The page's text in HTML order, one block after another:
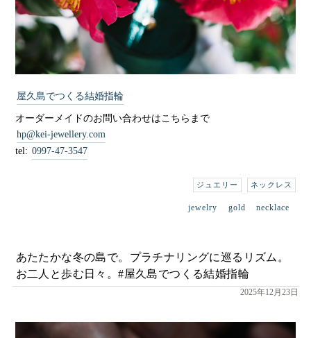
屋久島でつくる結婚指輪
オーダーメイドのお問い合わせはこちらまで
hp@kei-jewellery.com
tel: 0997-47-3547
ジュエリー ネックレス
jewelry gold necklace
あたたかな冬の島で。プラチナリングに巡るリズム。
お二人と歩む日々。#屋久島でつくる結婚指輪
2025年12月23日